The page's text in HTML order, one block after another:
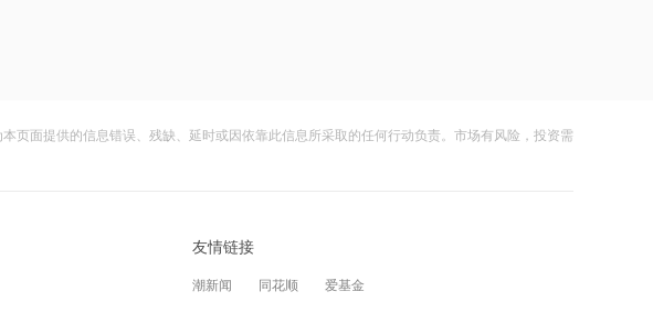
17:10
江波龙：完成37亿元定增事项 发行价格
页面提供的信息错误、残缺、延时或因依靠此信息所采取的任何行动负责。市场有风险，投资需
友情链接
潮新闻 同花顺 爱基金